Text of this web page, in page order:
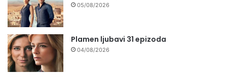
05/08/2026
Plamen ljubavi 31 epizoda
04/08/2026